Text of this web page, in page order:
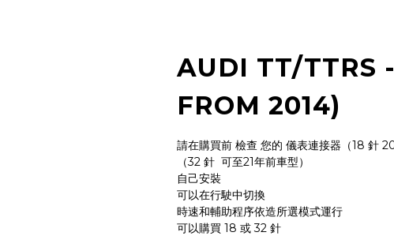
AUDI TT/TTRS
FROM 2014)
請在購買前 檢查 您的 儀表連接器（18 針
（32 針  可至21年前車型）
自己安裝
可以在行駛中切換
時速和輔助程序依造所選模式運行
可以購買 18 或 32 針